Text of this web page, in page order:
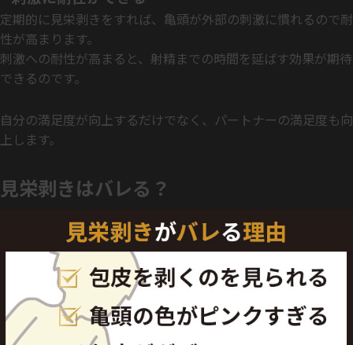
定期的に見栄剥きをすれば、亀頭が外部の刺激に慣れるので耐
性が高まります。
刺激への耐性が高まると、射精までの時間を延ばす効果が期待
できるのです。
自分の満足度が向上するだけでなく、パートナーの満足度も向
上します。
見栄剥きはバレる？